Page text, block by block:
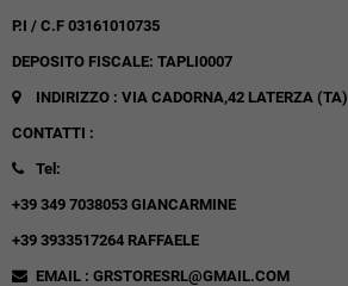
P.I / C.F 03161010735
DEPOSITO FISCALE: TAPLI0007
INDIRIZZO : VIA CADORNA,42 LATERZA (TA)
CONTATTI :
Tel:
+39 349 7038053 GIANCARMINE
+39 3933517264 RAFFAELE
EMAIL : GRSTORESRL@GMAIL.COM